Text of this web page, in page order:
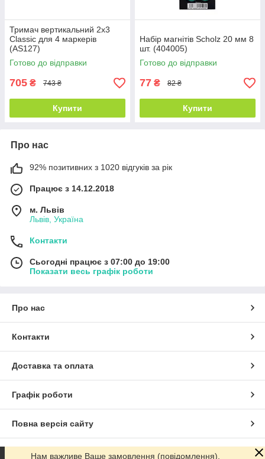
Тримач вертикальний 2х3
Classic для 4 маркерів
(AS127)
Готово до відправки
705 ₴ 743 ₴
Купити
Набір магнітів Scholz 20 мм 8
шт. (404005)
Готово до відправки
77 ₴ 82 ₴
Купити
Про нас
92% позитивних з 1020 відгуків за рік
Працює з 14.12.2018
м. Львів
Львів, Україна
Контакти
Сьогодні працює з 07:00 до 19:00
Показати весь графік роботи
Про нас
Контакти
Доставка та оплата
Графік роботи
Повна версія сайту
Сайт створено на маркетплейсі Prom.ua
Нам важливе Ваше замовлення (повідомлення).